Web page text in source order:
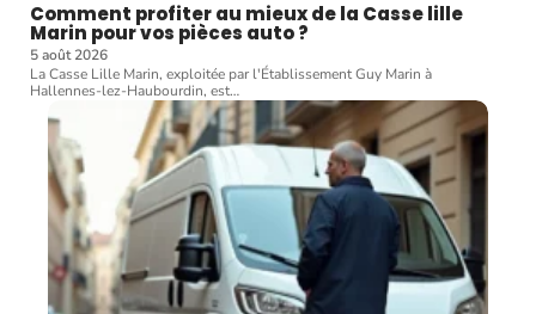
Comment profiter au mieux de la Casse lille
Marin pour vos pièces auto ?
5 août 2026
La Casse Lille Marin, exploitée par l'Établissement Guy Marin à
Hallennes-lez-Haubourdin, est…